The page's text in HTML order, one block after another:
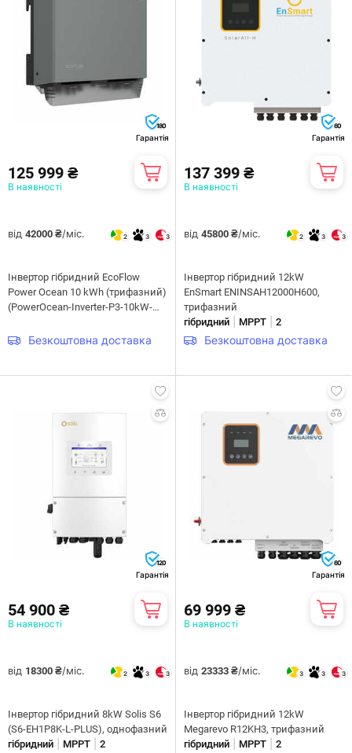
180
Гарантія
125 999 ₴
В наявності
від 42000 ₴/міс. 2 3 3
Інвертор гібридний EcoFlow
Power Ocean 10 kWh (трифазний)
(PowerOcean-Inverter-P3-10kW-
Безкоштовна доставка
60
Гарантія
137 399 ₴
В наявності
від 45800 ₴/міс. 2 3 3
Інвертор гібридний 12kW
EnSmart ENINSAH12000H600,
трифазний
гібридний
MPPT 2
Безкоштовна доставка
120
Гарантія
54 900 ₴
В наявності
від 18300 ₴/міс. 2 3 3
Інвертор гібридний 8kW Solis S6
(S6-EH1P8K-L-PLUS), однофазний
гібридний
MPPT 2
60
Гарантія
69 999 ₴
В наявності
від 23333 ₴/міс. 3 3 3
Інвертор гібридний 12kW
Megarevo R12KH3, трифазний
гібридний
MPPT 2